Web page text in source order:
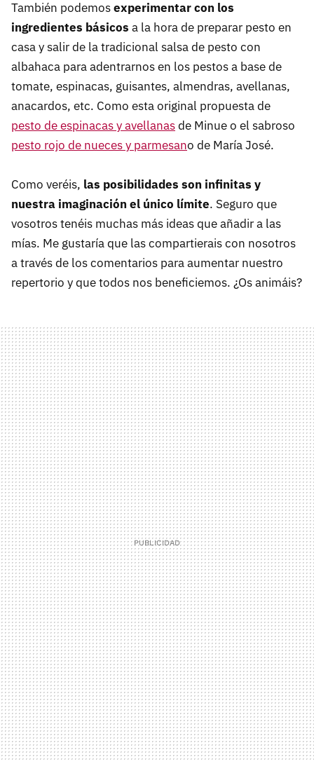
También podemosexperimentar con los
ingredientes básicos a la hora de preparar pesto en
casa y salir de la tradicional salsa de pesto con
albahaca para adentrarnos en los pestos a base de
tomate, espinacas, guisantes, almendras, avellanas,
anacardos, etc. Como esta original propuesta de
pesto de espinacas y avellanasde Minue o el sabroso
pesto rojo de nueces y parmesano de María José.
Como veréis, las posibilidades son infinitas y
nuestra imaginación el único límite. Seguro que
vosotros tenéis muchas más ideas que añadir a las
mías. Me gustaría que las compartierais con nosotros
a través de los comentarios para aumentar nuestro
repertorio y que todos nos beneficiemos. ¿Os animáis?